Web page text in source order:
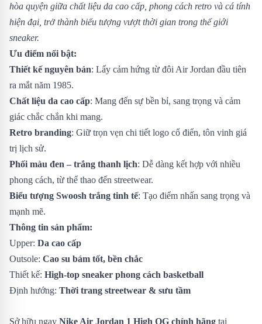
hòa quyện giữa chất liệu da cao cấp, phong cách retro và cá tính
hiện đại, trở thành biểu tượng vượt thời gian trong thế giới
sneaker.
Ưu điểm nổi bật:
Thiết kế nguyên bản: Lấy cảm hứng từ đôi Air Jordan đầu tiên
ra mắt năm 1985.
Chất liệu da cao cấp: Mang đến sự bền bỉ, sang trọng và cảm
giác chắc chắn khi mang.
Retro branding: Giữ trọn vẹn chi tiết logo cổ điển, tôn vinh giá
trị lịch sử.
Phối màu đen – trắng thanh lịch: Dễ dàng kết hợp với nhiều
phong cách, từ thể thao đến streetwear.
Biểu tượng Swoosh trắng tinh tế: Tạo điểm nhấn sang trọng và
mạnh mẽ.
Thông tin sản phẩm:
Upper: Da cao cấp
Outsole: Cao su bám tốt, bền chắc
Thiết kế: High-top sneaker phong cách basketball
Định hướng: Thời trang streetwear & sưu tầm
Sở hữu ngay Nike Air Jordan 1 High OG chính hãng tại